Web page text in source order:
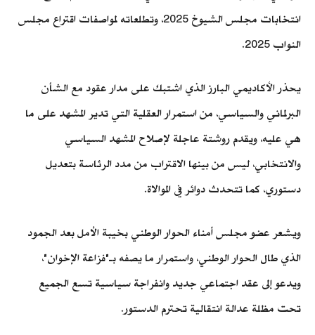
انتخابات مجلس الشيوخ 2025، وتطلعاته لمواصفات اقتراع مجلس
النواب 2025.
يحذر الأكاديمي البارز الذي اشتبك على مدار عقود مع الشأن
البرلماني والسياسي، من استمرار العقلية التي تدير المشهد على ما
هي عليه، ويقدم روشتة عاجلة لإصلاح المشهد السياسي
والانتخابي، ليس من بينها الاقتراب من مدد الرئاسة بتعديل
دستوري، كما تتحدث دوائر في الموالاة.
ويشعر عضو مجلس أمناء الحوار الوطني بخيبة الأمل بعد الجمود
الذي طال الحوار الوطني، واستمرار ما يصفه بـ"فزاعة الإخوان"،
ويدعو إلى عقد اجتماعي جديد وانفراجة سياسية تسع الجميع
تحت مظلة عدالة انتقالية تحترم الدستور.